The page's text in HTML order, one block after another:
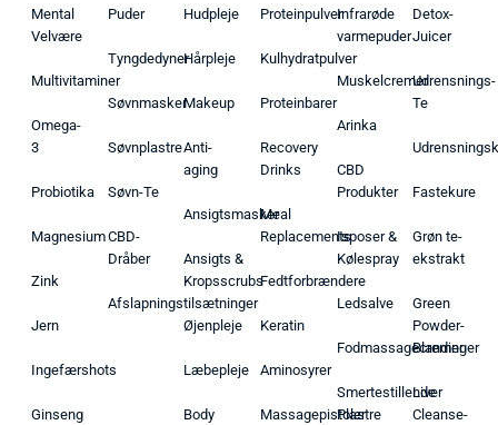
Mental
Velvære
Multivitaminer
Omega-
3
Probiotika
Magnesium
Zink
Jern
Ingefærshots
Ginseng
Puder
Tyngdedyner
Søvnmasker
Søvnplastre
Søvn-Te
CBD-
Dråber
Afslapningstilsætninger
Hudpleje
Hårpleje
Makeup
Anti-
aging
Ansigtsmasker
Ansigts &
Kropsscrubs
Øjenpleje
Læbepleje
Body
Proteinpulver
Kulhydratpulver
Proteinbarer
Recovery
Drinks
Meal
Replacements
Fedtforbrændere
Keratin
Aminosyrer
Massagepistoler
Infrarøde
varmepuder
Muskelcremer
Arinka
CBD
Produkter
Isposer &
Kølespray
Ledsalve
Fodmassagecremer
Smertestillende
Plastre
Detox-
Juicer
Udrensnings-
Te
Fastekure
Grøn te-
ekstrakt
Green
Powder-
Blandinger
Liver
Cleanse-